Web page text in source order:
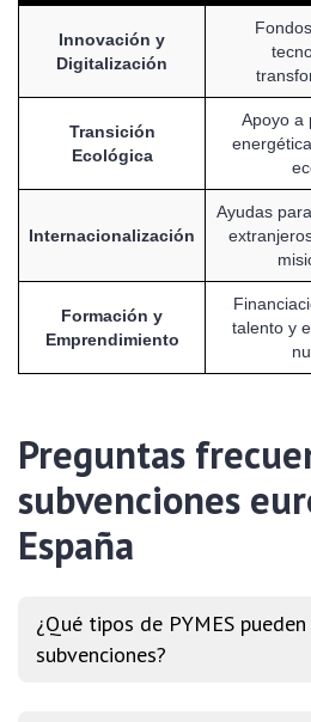
Innovación y
Digitalización
Transición
Ecológica
Apoyo a
Internacionalización
Ayudas
Formación y
Emprendimiento
talento y
Preguntas
subvenciones
España
¿Qué tipos de PYMES
subvenciones?